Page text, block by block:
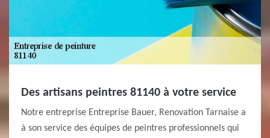
Des artisans peintres 81140 à votre service
Notre entreprise Entreprise Bauer, Renovation Tarnaise a
à son service des équipes de peintres professionnels qui